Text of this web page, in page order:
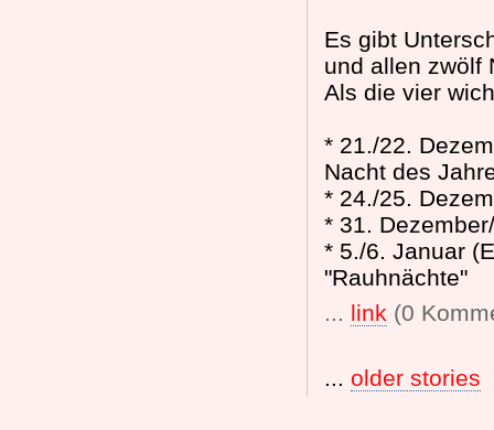
Es gibt
und allen zwölf
Als die vier
* 21./22.
Nacht des
* 24./25.
* 31.
* 5./6. Januar
"Rauhnächte"
... link (0
... older stories